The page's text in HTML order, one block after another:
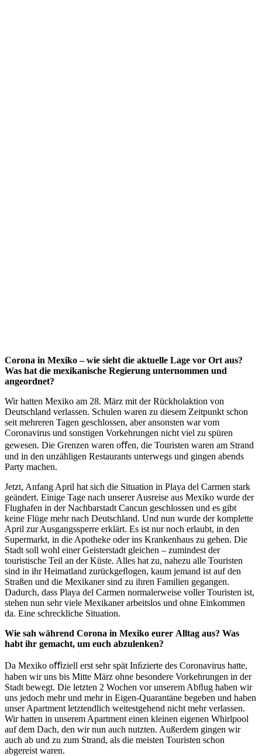
Corona in Mexiko – wie sieht die aktuelle Lage vor Ort aus?
Was hat die mexikanische Regierung unternommen und
angeordnet?
Wir hatten Mexiko am 28. März mit der Rückholaktion von
Deutschland verlassen. Schulen waren zu diesem Zeitpunkt schon
seit mehreren Tagen geschlossen, aber ansonsten war vom
Coronavirus und sonstigen Vorkehrungen nicht viel zu spüren
gewesen. Die Grenzen waren oﬀen, die Touristen waren am Strand
und in den unzähligen Restaurants unterwegs und gingen abends
Party machen.
Jetzt, Anfang April hat sich die Situation in Playa del Carmen stark
geändert. Einige Tage nach unserer Ausreise aus Mexiko wurde der
Flughafen in der Nachbarstadt Cancun geschlossen und es gibt
keine Flüge mehr nach Deutschland. Und nun wurde der komplette
April zur Ausgangssperre erklärt. Es ist nur noch erlaubt, in den
Supermarkt, in die Apotheke oder ins Krankenhaus zu gehen. Die
Stadt soll wohl einer Geisterstadt gleichen – zumindest der
touristische Teil an der Küste. Alles hat zu, nahezu alle Touristen
sind in ihr Heimatland zurückgeﬂogen, kaum jemand ist auf den
Straßen und die Mexikaner sind zu ihren Familien gegangen.
Dadurch, dass Playa del Carmen normalerweise voller Touristen ist,
stehen nun sehr viele Mexikaner arbeitslos und ohne Einkommen
da. Eine schreckliche Situation.
Wie sah während Corona in Mexiko eurer Alltag aus? Was
habt ihr gemacht, um euch abzulenken?
Da Mexiko oﬃziell erst sehr spät Inﬁzierte des Coronavirus hatte,
haben wir uns bis Mitte März ohne besondere Vorkehrungen in der
Stadt bewegt. Die letzten 2 Wochen vor unserem Abﬂug haben wir
uns jedoch mehr und mehr in Eigen-Quarantäne begeben und haben
unser Apartment letztendlich weitestgehend nicht mehr verlassen.
Wir hatten in unserem Apartment einen kleinen eigenen Whirlpool
auf dem Dach, den wir nun auch nutzten. Außerdem gingen wir
auch ab und zu zum Strand, als die meisten Touristen schon
abgereist waren.